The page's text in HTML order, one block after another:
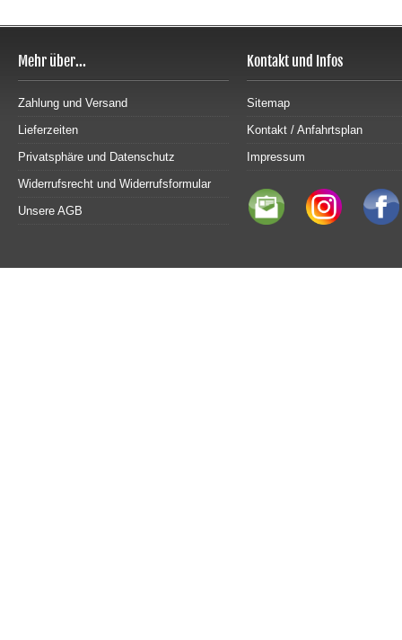
Mehr über...
Zahlung und Versand
Lieferzeiten
Privatsphäre und Datenschutz
Widerrufsrecht und Widerrufsformular
Unsere AGB
Kontakt und Infos
Sitemap
Kontakt / Anfahrtsplan
Impressum